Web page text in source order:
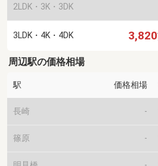
2LDK・3K・3DK
3LDK・4K・4DK 3,820
周辺駅の価格相場
駅 価格相場
長崎 -
篠原 -